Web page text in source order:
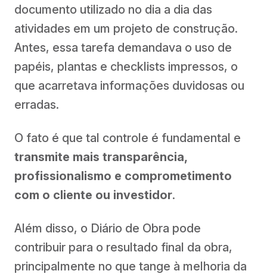
documento utilizado no dia a dia das
atividades em um projeto de construção.
Antes, essa tarefa demandava o uso de
papéis, plantas e checklists impressos, o
que acarretava informações duvidosas ou
erradas.
O fato é que tal controle é fundamental e
transmite mais transparência,
profissionalismo e comprometimento
com o cliente ou investidor.
Além disso, o Diário de Obra pode
contribuir para o resultado final da obra,
principalmente no que tange à melhoria da